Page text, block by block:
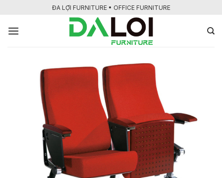
nội
ĐA LỢI FURNITURE • OFFICE FURNITURE